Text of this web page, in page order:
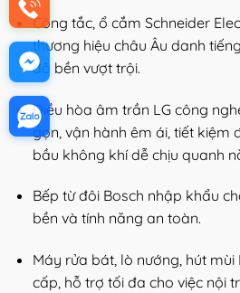
Công tắc, ổ cắm Schneider
thương hiệu châu Âu danh
độ bền vượt trội.
Điều hòa âm trần LG công
gọn, vận hành êm ái, tiết kiệm
bầu không khí dễ chịu quanh
Bếp từ đôi Bosch nhập khẩu
bền và tính năng an toàn.
Máy rửa bát, lò nướng, hút
cấp, hỗ trợ tối đa cho việc nội